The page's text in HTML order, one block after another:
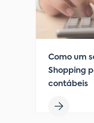
Como um
Shopping
contábeis